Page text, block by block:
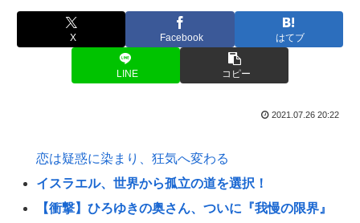
X Facebook はてブ
LINE コピー
2021.07.26 20:22
恋は疑惑に染まり、狂気へ変わる
イスラエル、世界から孤立の道を選択！
【衝撃】ひろゆきの奥さん、ついに『我慢の限界』